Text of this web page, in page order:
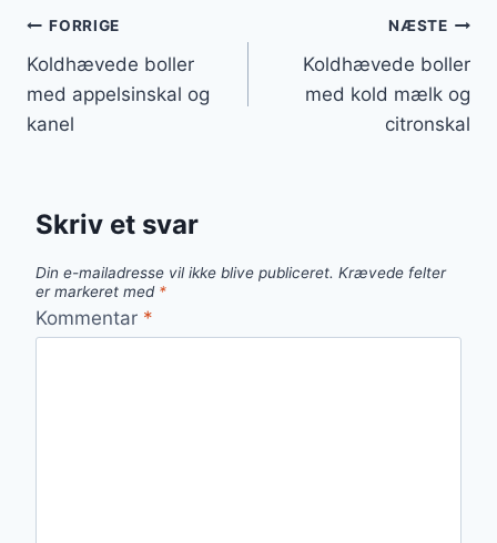
Indlægsnavigation
FORRIGE
Koldhævede boller
med appelsinskal og
kanel
NÆSTE
Koldhævede boller
med kold mælk og
citronskal
Skriv et svar
Din e-mailadresse vil ikke blive publiceret. Krævede felter
er markeret med *
Kommentar *